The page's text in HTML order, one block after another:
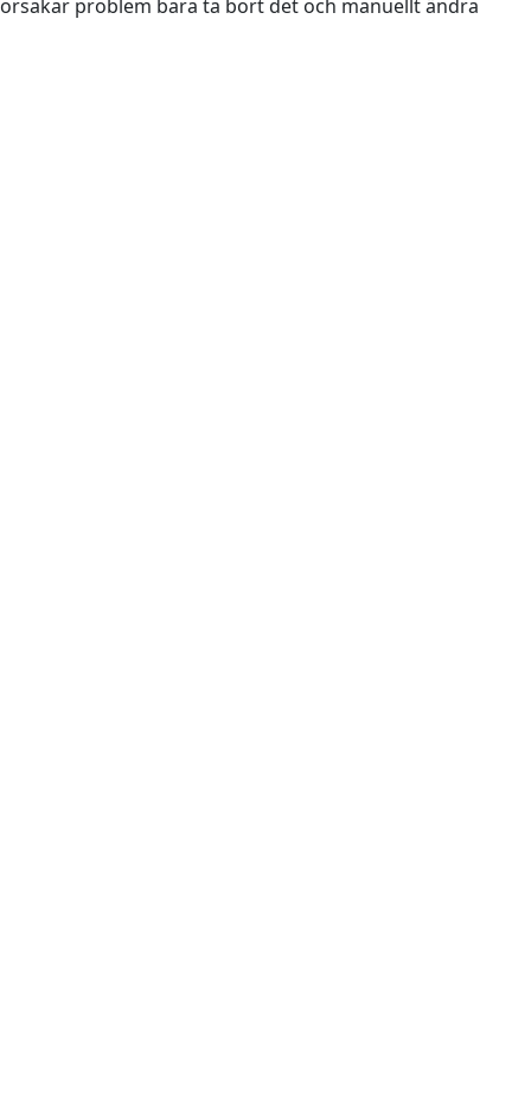
orsakar problem bara ta bort det och manuellt ändra